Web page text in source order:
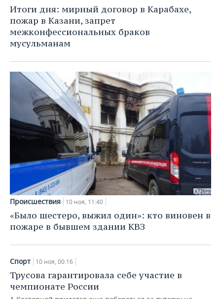
НЕФТЕХИМИЯ
НЕФТЬ
ОПК
ЭНЕРГЕТИКА
РОЗНИЧНАЯ ТОРГОВЛЯ
ТРАНСПОРТ
УСЛУГИ
НОВОСТИ ТЕХНОЛОГИЙ
IT
МЕДИА
ТЕЛЕКОММУНИКАЦИИ
МЕРОПРИЯТИЯ
НОВОСТИ МЕРОПРИЯТИЙ
ВЫЕЗДНАЯ РЕДАКЦИЯ
БИЗНЕС-БРАНЧИ
ONLINE-КОНФЕРЕНЦИИ
ОТКРЫТАЯ ЛЕКЦИЯ
СПОРТ
НОВОСТИ СПОРТА
ФУТБОЛ
ХОККЕЙ
БАСКЕТБОЛ
КИБЕРСПОРТ
ФИГУРНОЕ КАТАНИЕ
ВОДНЫЕ ВИДЫ СПОРТА
ХОККЕЙ С МЯЧОМ
ОБЩЕСТВО
НОВОСТИ ОБЩЕСТВА
ВЛАСТЬ
ИНФРАСТРУКТУРА
КУЛЬТУРА
МЕДИЦИНА
ОБРАЗОВАНИЕ
ПРОИСШЕСТВИЯ
ФОТОГАЛЕРЕЯ
СЮЖЕТЫ
СПРАВОЧНИК
СПИСОК ПЕРСОН
СПИСОК КОМПАНИЙ
ПОЛНАЯ ВЕРСИЯ
Итоги дня: мирный договор в Карабахе,
пожар в Казани, запрет
межконфессиональных браков
мусульманам
Происшествия 10 ноя, 11:40
«Было шестеро, выжил один»: кто виновен в
пожаре в бывшем здании КВЗ
Спорт 10 ноя, 00:16
Трусова гарантировала себе участие в
чемпионате России